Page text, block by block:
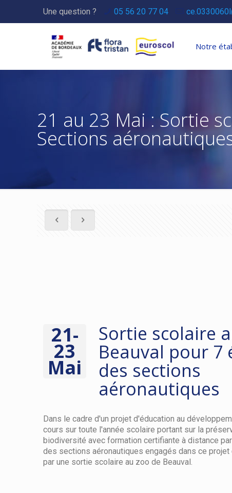
Une question ? 05 56 20 77 04
Notre
21 au 23 Mai : Sortie
Sections
21-
23
Mai
Sortie scolaire
Beauval pour 7
des sections
aéronautiques
Dans le cadre d'un projet d'éducation au
cours sur toute l'année scolaire portant sur la
biodiversité avec formation certifiante à distance
des sections aéronautiques engagés dans ce projet
par une sortie scolaire au zoo de Beauval.